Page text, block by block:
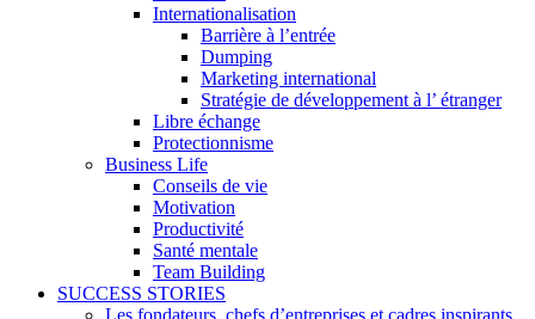
Internationalisation
Barrière à l’entrée
Dumping
Marketing international
Stratégie de développement à l’ étranger
Libre échange
Protectionnisme
Business Life
Conseils de vie
Motivation
Productivité
Santé mentale
Team Building
SUCCESS STORIES
Les fondateurs, chefs d’entreprises et cadres inspirants